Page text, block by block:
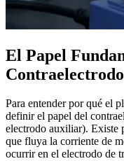
El Papel
Contraelectrodo
Para entender por qué el
definir el papel del
electrodo auxiliar). Existe
que fluya la corriente de
ocurrir en el electrodo de